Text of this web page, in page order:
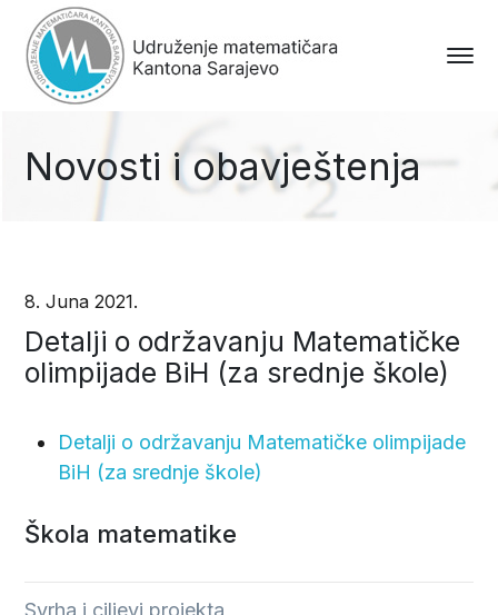
Novosti i obavještenja
8. Juna 2021.
Detalji o održavanju Matematičke
olimpijade BiH (za srednje škole)
Detalji o održavanju Matematičke olimpijade
BiH (za srednje škole)
Škola matematike
Svrha i ciljevi projekta